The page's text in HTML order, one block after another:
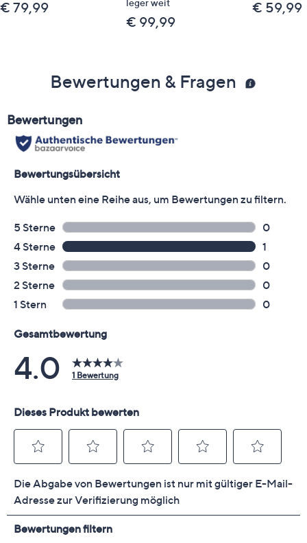
€ 79,99
leger weit
€ 99,99
€ 59,99
Bewertungen & Fragen